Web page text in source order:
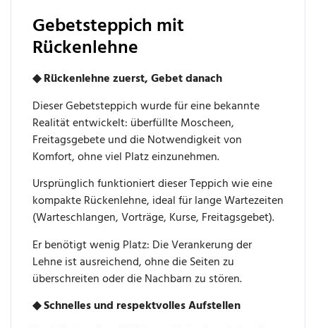
Gebetsteppich mit
Rückenlehne
◆ Rückenlehne zuerst, Gebet danach
Dieser Gebetsteppich wurde für eine bekannte
Realität entwickelt: überfüllte Moscheen,
Freitagsgebete und die Notwendigkeit von
Komfort, ohne viel Platz einzunehmen.
Ursprünglich funktioniert dieser Teppich wie eine
kompakte Rückenlehne, ideal für lange Wartezeiten
(Warteschlangen, Vorträge, Kurse, Freitagsgebet).
Er benötigt wenig Platz: Die Verankerung der
Lehne ist ausreichend, ohne die Seiten zu
überschreiten oder die Nachbarn zu stören.
◆ Schnelles und respektvolles Aufstellen